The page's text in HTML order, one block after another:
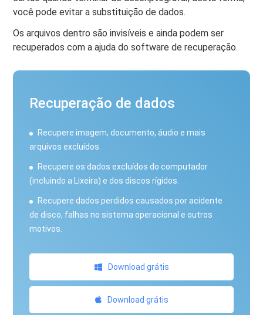
você pode evitar a substituição de dados.
Os arquivos dentro são invisíveis e ainda podem ser
recuperados com a ajuda do software de recuperação.
Recuperação de dados
Recupere imagem, documento, áudio e mais
arquivos excluídos.
Recupere os dados excluídos do computador
(incluindo a Lixeira) e dos discos rígidos.
Recupere dados perdidos causados ​​por acidente
de disco, falhas no sistema operacional e outros
motivos.
Download grátis
Download grátis